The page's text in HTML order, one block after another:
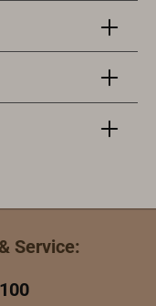
Service: